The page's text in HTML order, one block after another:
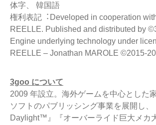
体字、 韓国語
権利表記︓Developed in cooperation
REELLE. Published and distributed by
Engine underlying technology under
REELLE – Jonathan MAROLE ©2015-
3goo について
2009 年設立。海外ゲームを中心とした
ソフトのパブリッシング事業を展開し
Daylight™』『オーバーライド巨大メカ